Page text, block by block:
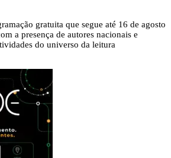
gratuita que segue até 16 de agosto
a presença de autores nacionais e
do universo da leitura